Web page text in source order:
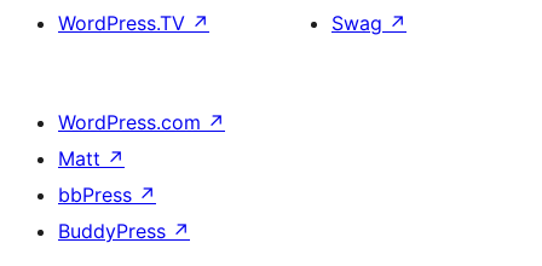
WordPress.TV ↗
Swag ↗
WordPress.com ↗
Matt ↗
bbPress ↗
BuddyPress ↗